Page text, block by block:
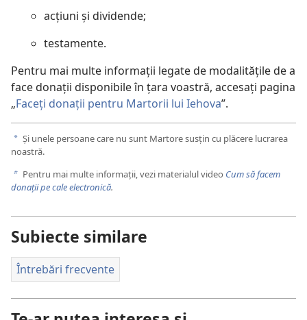
acțiuni și dividende;
testamente.
Pentru mai multe informații legate de modalitățile de a
face donații disponibile în țara voastră, accesați pagina
„Faceți donații pentru Martorii lui Iehova”.
a Și unele persoane care nu sunt Martore susțin cu plăcere lucrarea
noastră.
b Pentru mai multe informații, vezi materialul video Cum să facem
donații pe cale electronică.
Subiecte similare
Întrebări frecvente